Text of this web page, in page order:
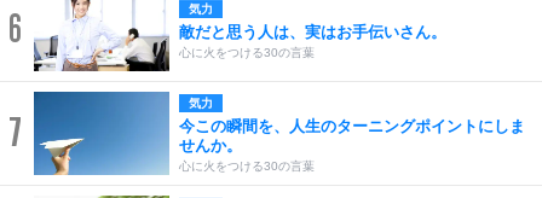
6 気力
敵だと思う人は、実はお手伝いさん。
心に火をつける30の言葉
7
気力
今この瞬間を、人生のターニングポイントにしま
せんか。
心に火をつける30の言葉